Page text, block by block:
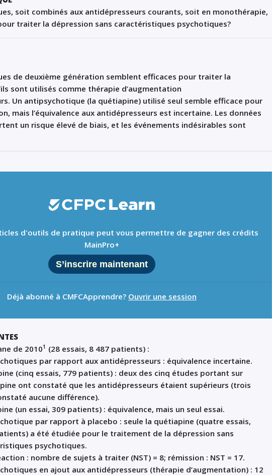
soit combinés aux antidépresseurs courants, soit en monothérapie,
traiter la dépression sans caractéristiques psychotiques?
de deuxième génération semblent efficaces pour traiter la
sont utilisés comme thérapie d’augmentation
. Un antipsychotique (la quétiapine) utilisé seul semble efficace pour
mais l’équivalence aux antidépresseurs est incertaine. Les données
un risque élevé de biais, et les événements indésirables sont
d'outils de pratique peut vous permettre de gagner des crédits
MainPro+
S’inscrire maintenant
Déjà abonné à CMFCApprendre? Ouvrir une session
de 20101 (28 essais, 8 487 patients) :
par rapport aux antidépresseurs : équivalence incertaine.
(cinq essais, 779 patients) : deux des cinq études portant sur
ont constaté que les antidépresseurs étaient supérieurs (trois
aucune différence).
(un essai, 309 patients) : équivalence, mais un seul essai.
par rapport à placebo : seule la quétiapine (quatre essais,
a été étudiée pour le traitement de la dépression sans
psychotiques.
: nombre de sujets à traiter (NST) = 8; rémission : NST = 17.
en ajout aux antidépresseurs (thérapie d’augmentation) : 12